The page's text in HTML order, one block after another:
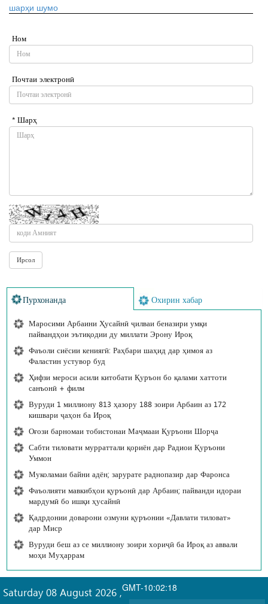
шарҳи шумо
Ном
Почтаи электронӣ
* Шарҳ
Пурхонанда Охирин хабар
Маросими Арбаини Ҳусайнӣ ҷилваи беназири умқи
пайвандҳои эътиқодии ду миллати Эрону Ироқ
Фаъоли сиёсии кениягӣ: Раҳбари шаҳид дар ҳимоя аз
Фаластин устувор буд
Ҳифзи мероси асили китобати Қуръон бо қалами хаттоти
санъонӣ + филм
Вуруди 1 миллиону 813 ҳазору 188 зоири Арбаин аз 172
кишвари ҷаҳон ба Ироқ
Оғози барномаи тобистонаи Маҷмааи Қуръони Шорҷа
Сабти тиловати мурраттали қориён дар Радиои Қуръони
Уммон
Муколамаи байни адён; зарурате раднопазир дар Фаронса
Фаъолияти мавкибҳои қуръонӣ дар Арбаин; пайванди идораи
мардумӣ бо ишқи ҳусайнӣ
Қадрдонии доварони озмуни қуръонии «Давлати тиловат»
дар Миср
Вуруди беш аз се миллиону зоири хориҷӣ ба Ироқ аз аввали
моҳи Муҳаррам
GMT-10:02:18
Saturday 08 August 2026 ,